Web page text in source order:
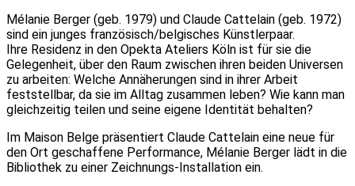
Mélanie Berger (geb. 1979) und Claude Cattelain (geb. 1972)
sind ein junges französisch/belgisches Künstlerpaar.
Ihre Residenz in den Opekta Ateliers Köln ist für sie die
Gelegenheit, über den Raum zwischen ihren beiden Universen
zu arbeiten: Welche Annäherungen sind in ihrer Arbeit
feststellbar, da sie im Alltag zusammen leben? Wie kann man
gleichzeitig teilen und seine eigene Identität behalten?
Im Maison Belge präsentiert Claude Cattelain eine neue für
den Ort geschaffene Performance, Mélanie Berger lädt in die
Bibliothek zu einer Zeichnungs-Installation ein.